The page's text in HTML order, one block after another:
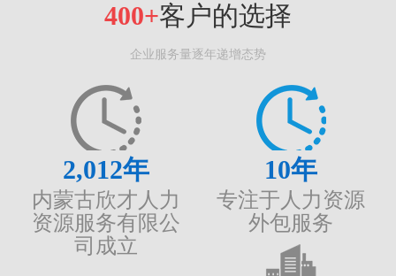
400+客户的选择
企业服务量逐年递增态势
2,012年
内蒙古欣才人力
资源服务有限公
司成立
10年
专注于人力资源
外包服务